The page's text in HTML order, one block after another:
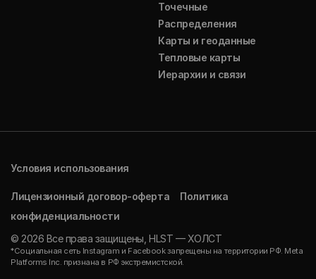
Точечные
Распределения
Карты и геоданные
Тепловые карты
Иерархии и связи
Условия использования
Лицензионный договор-оферта
Политика
конфиденциальности
© 2026 Все права защищены, HLST — ХОЛСТ
*Социальная сеть Instagram и Facebook запрещены на территории РФ. Meta
Platforms Inc. признана в РФ экстремистской.